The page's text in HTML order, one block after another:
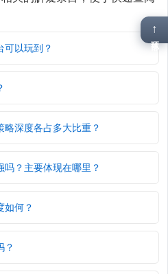
可以玩到？
略深度各占多大比重？
吗？主要体现在哪里？
如何？
？
↑